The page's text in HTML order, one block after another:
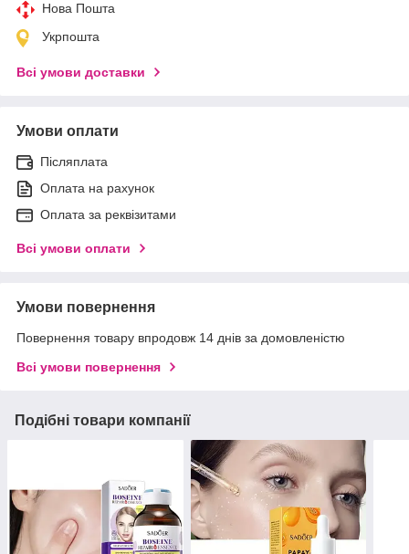
Нова Пошта
Укрпошта
Всі умови доставки
Умови оплати
Післяплата
Оплата на рахунок
Оплата за реквізитами
Всі умови оплати
Умови повернення
Повернення товару впродовж 14 днів за домовленістю
Всі умови повернення
Подібні товари компанії